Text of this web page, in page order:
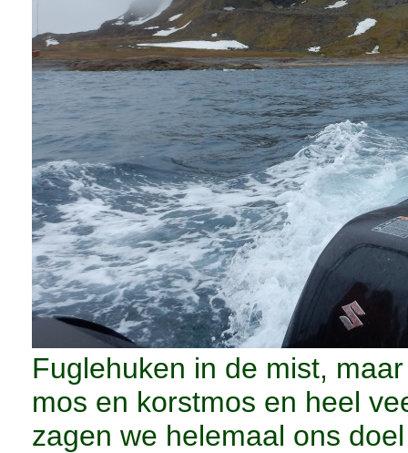
Fuglehuken in de mist,
mos en korstmos en heel
zagen we helemaal ons